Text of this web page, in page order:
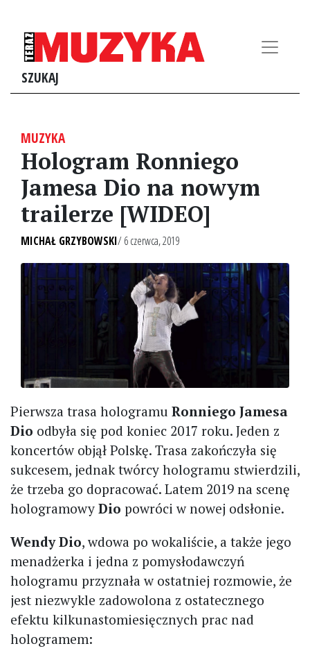
SZUKAJ
MUZYKA
Hologram Ronniego
Jamesa Dio na nowym
trailerze [WIDEO]
MICHAŁ GRZYBOWSKI/ 6 czerwca, 2019
Pierwsza trasa hologramu Ronniego Jamesa
Dio odbyła się pod koniec 2017 roku. Jeden z
koncertów objął Polskę. Trasa zakończyła się
sukcesem, jednak twórcy hologramu stwierdzili,
że trzeba go dopracować. Latem 2019 na scenę
hologramowy Dio powróci w nowej odsłonie.
Wendy Dio, wdowa po wokaliście, a także jego
menadżerka i jedna z pomysłodawczyń
hologramu przyznała w ostatniej rozmowie, że
jest niezwykle zadowolona z ostatecznego
efektu kilkunastomiesięcznych prac nad
hologramem: